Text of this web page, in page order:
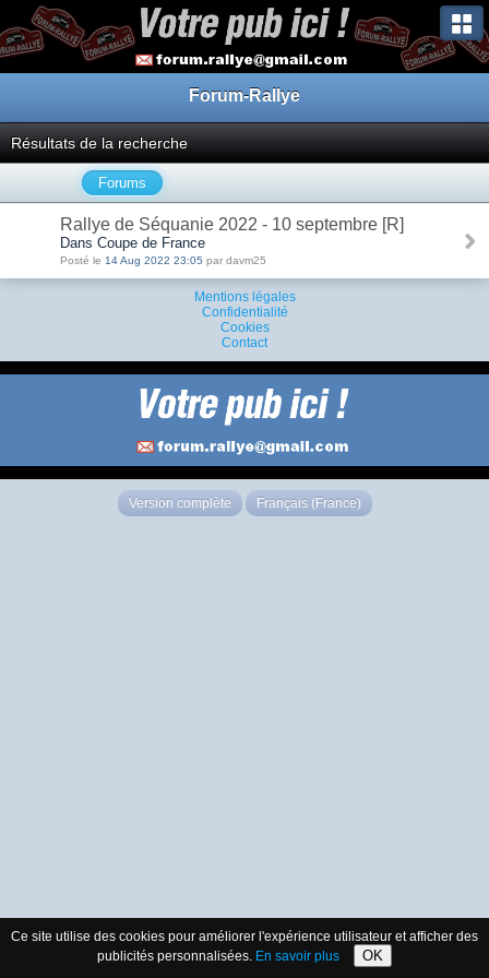
Forum-Rallye
Résultats de la recherche
Forums
Rallye de Séquanie 2022 - 10 septembre [R]
Dans Coupe de France
Posté le 14 Aug 2022 23:05 par davm25
Mentions légales
Confidentialité
Cookies
Contact
Version complète Français (France)
Ce site utilise des cookies pour améliorer l'expérience utilisateur et afficher des
publicités personnalisées. En savoir plus OK